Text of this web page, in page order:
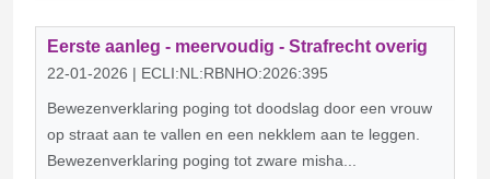
Eerste aanleg - meervoudig - Strafrecht overig
22-01-2026 | ECLI:NL:RBNHO:2026:395
Bewezenverklaring poging tot doodslag door een vrouw
op straat aan te vallen en een nekklem aan te leggen.
Bewezenverklaring poging tot zware misha...